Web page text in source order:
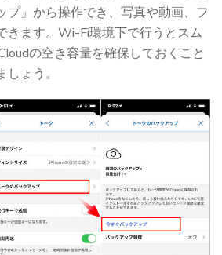
プ」から操作でき、写真や動画、フ
きます。Wi-Fi環境下で行うとスム
の空き容量を確保しておくこと
ょう。